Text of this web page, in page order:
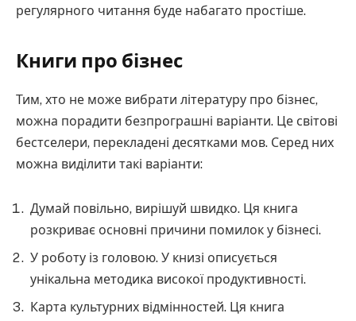
регулярного читання буде набагато простіше.
Книги про бізнес
Тим, хто не може вибрати літературу про бізнес,
можна порадити безпрограшні варіанти. Це світові
бестселери, перекладені десятками мов. Серед них
можна виділити такі варіанти:
Думай повільно, вирішуй швидко. Ця книга
розкриває основні причини помилок у бізнесі.
У роботу із головою. У книзі описується
унікальна методика високої продуктивності.
Карта культурних відмінностей. Ця книга